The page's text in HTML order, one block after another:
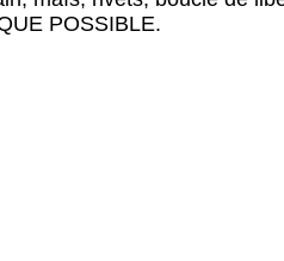
POSSIBLE.